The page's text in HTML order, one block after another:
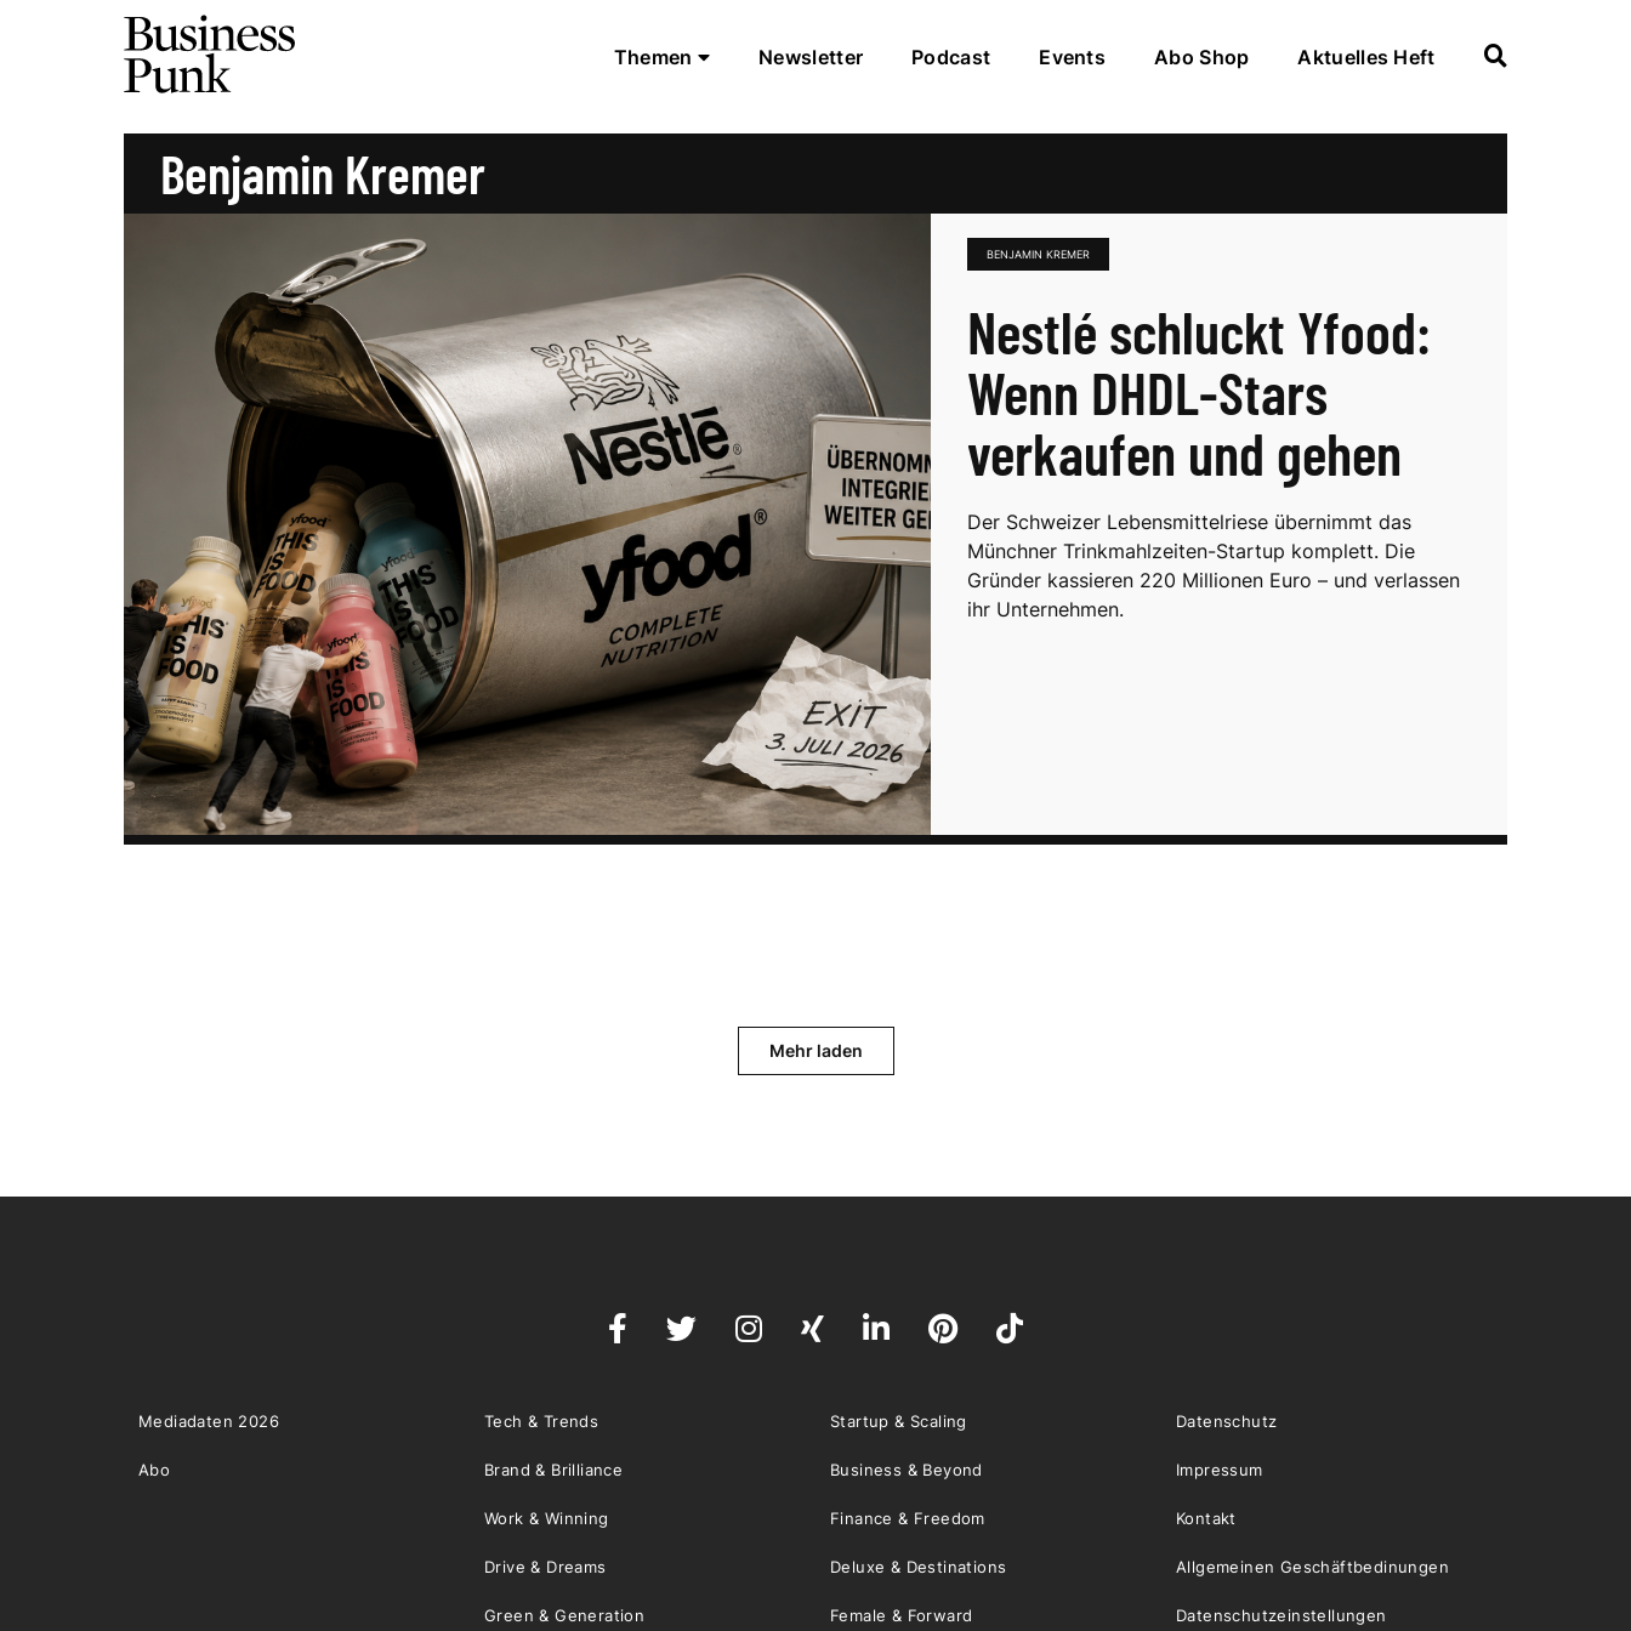
Themen Newsletter Podcast Events Abo Shop Aktuelles Heft
Benjamin Kremer
BENJAMIN KREMER
Nestlé schluckt Yfood:
Wenn DHDL-Stars
verkaufen und gehen
Der Schweizer Lebensmittelriese übernimmt das
Münchner Trinkmahlzeiten-Startup komplett. Die
Gründer kassieren 220 Millionen Euro – und verlassen
ihr Unternehmen.
Mehr laden
Mediadaten 2026
Abo
Tech & Trends Startup & Scaling
Brand & Brilliance Business & Beyond
Work & Winning Finance & Freedom
Drive & Dreams Deluxe & Destinations
Green & Generation Female & Forward
Datenschutz
Impressum
Kontakt
Allgemeinen Geschäftbedinungen
Datenschutzeinstellungen